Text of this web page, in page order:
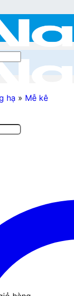
hạ » Mễ kê